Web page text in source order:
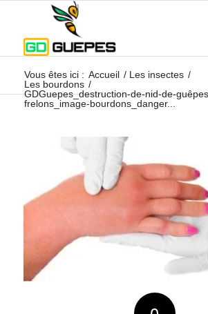
Vous êtes ici : Accueil / Les insectes /
Les bourdons /
GDGuepes_destruction-de-nid-de-
frelons_image-bourdons_danger...